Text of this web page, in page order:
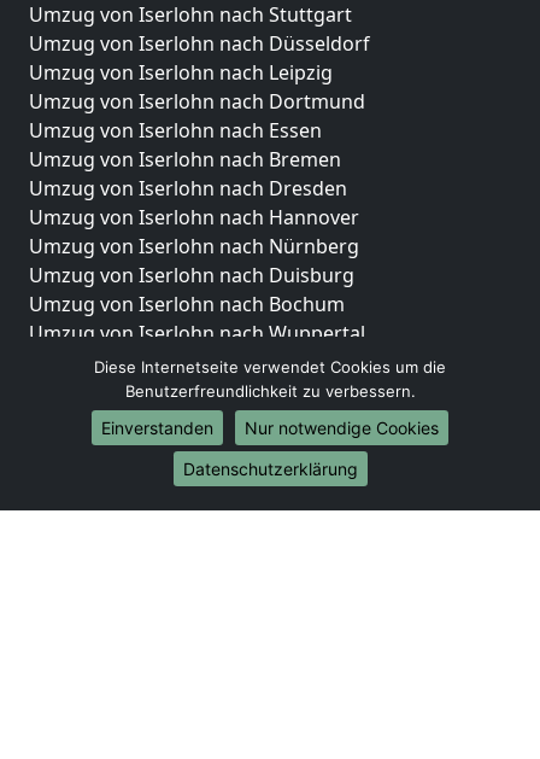
Umzug von Iserlohn nach Stuttgart
Umzug von Iserlohn nach Düsseldorf
Umzug von Iserlohn nach Leipzig
Umzug von Iserlohn nach Dortmund
Umzug von Iserlohn nach Essen
Umzug von Iserlohn nach Bremen
Umzug von Iserlohn nach Dresden
Umzug von Iserlohn nach Hannover
Umzug von Iserlohn nach Nürnberg
Umzug von Iserlohn nach Duisburg
Umzug von Iserlohn nach Bochum
Umzug von Iserlohn nach Wuppertal
Umzug von Iserlohn nach Bielefeld
Umzug von Iserlohn nach Bonn
Umzug von Iserlohn nach Münster
Internationale-Umzüge
Umzug von Iserlohn nach Brasilien
Diese Internetseite verwendet Cookies um die
Benutzerfreundlichkeit zu verbessern.
Einverstanden
Nur notwendige Cookies
Datenschutzerklärung